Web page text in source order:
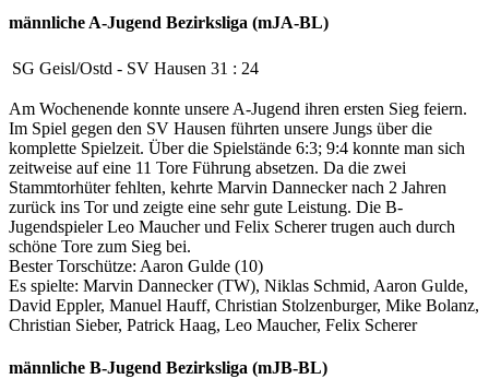
männliche A-Jugend Bezirksliga (mJA-BL)
SG Geisl/Ostd - SV Hausen 31 : 24
Am Wochenende konnte unsere A-Jugend ihren ersten Sieg feiern.
Im Spiel gegen den SV Hausen führten unsere Jungs über die
komplette Spielzeit. Über die Spielstände 6:3; 9:4 konnte man sich
zeitweise auf eine 11 Tore Führung absetzen. Da die zwei
Stammtorhüter fehlten, kehrte Marvin Dannecker nach 2 Jahren
zurück ins Tor und zeigte eine sehr gute Leistung. Die B-
Jugendspieler Leo Maucher und Felix Scherer trugen auch durch
schöne Tore zum Sieg bei.
Bester Torschütze: Aaron Gulde (10)
Es spielte: Marvin Dannecker (TW), Niklas Schmid, Aaron Gulde,
David Eppler, Manuel Hauff, Christian Stolzenburger, Mike Bolanz,
Christian Sieber, Patrick Haag, Leo Maucher, Felix Scherer
männliche B-Jugend Bezirksliga (mJB-BL)